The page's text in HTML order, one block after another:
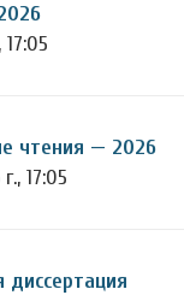
чтения — 2026
17:05
диссертация